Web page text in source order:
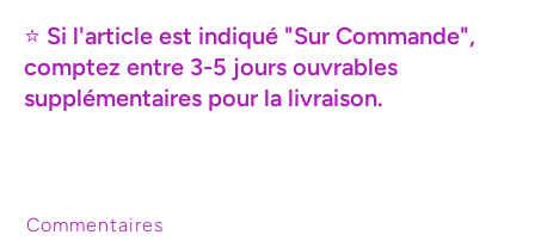
⭐ Si l'article est indiqué "Sur Commande",
comptez entre 3-5 jours ouvrables
supplémentaires pour la livraison.
Commentaires